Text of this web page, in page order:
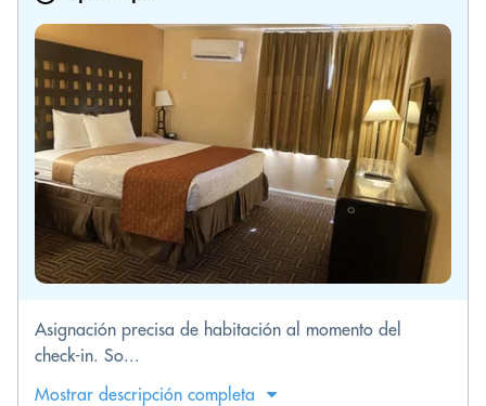
Asignación precisa de habitación al momento del
check-in. So...
Mostrar descripción completa